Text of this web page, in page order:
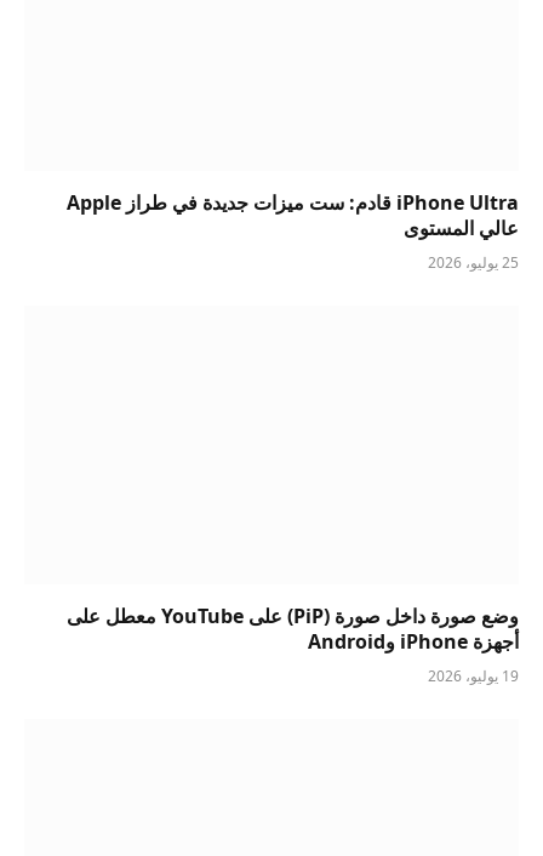
iPhone Ultra قادم: ست ميزات جديدة في طراز Apple
عالي المستوى
25 يوليو، 2026
وضع صورة داخل صورة (PiP) على YouTube معطل على
أجهزة iPhone وAndroid
19 يوليو، 2026